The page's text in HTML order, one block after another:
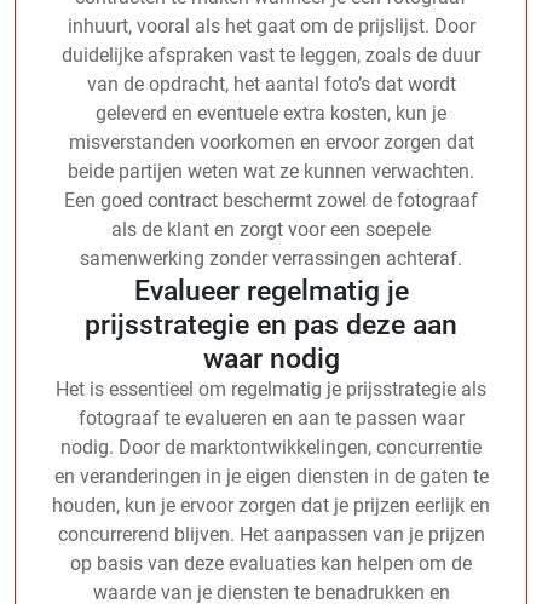
inhuurt, vooral als het gaat om de prijslijst. Door
duidelijke afspraken vast te leggen, zoals de duur
van de opdracht, het aantal foto’s dat wordt
geleverd en eventuele extra kosten, kun je
misverstanden voorkomen en ervoor zorgen dat
beide partijen weten wat ze kunnen verwachten.
Een goed contract beschermt zowel de fotograaf
als de klant en zorgt voor een soepele
samenwerking zonder verrassingen achteraf.
Evalueer regelmatig je
prijsstrategie en pas deze aan
waar nodig
Het is essentieel om regelmatig je prijsstrategie als
fotograaf te evalueren en aan te passen waar
nodig. Door de marktontwikkelingen, concurrentie
en veranderingen in je eigen diensten in de gaten te
houden, kun je ervoor zorgen dat je prijzen eerlijk en
concurrerend blijven. Het aanpassen van je prijzen
op basis van deze evaluaties kan helpen om de
waarde van je diensten te benadrukken en